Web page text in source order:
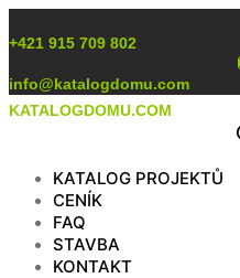
obsah
+421 915 709 802
info@katalogdomu.com
KATALOGDOMU.COM
KATALOG PROJEKTŮ
CENÍK
FAQ
STAVBA
KONTAKT